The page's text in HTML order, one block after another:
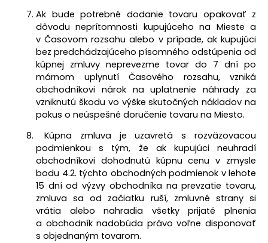
Ak bude potrebné dodanie tovaru opakovať z
dôvodu neprítomnosti kupujúceho na Mieste a
v Časovom rozsahu alebo v prípade, ak kupujúci
bez predchádzajúceho písomného odstúpenia od
kúpnej zmluvy neprevezme tovar do 7 dní po
márnom uplynutíČasového rozsahu, vzniká
obchodníkovi nárok na uplatnenie náhrady za
vzniknutú škodu vo výške skutočných nákladov na
pokus o neúspešné doručenie tovaru na Miesto.
Kúpna zmluva je uzavretá s rozväzovacou
podmienkou s tým, že ak kupujúci neuhradí
obchodníkovi dohodnutú kúpnu cenu v zmysle
bodu 4.2. týchto obchodných podmienok v lehote
15 dní od výzvy obchodníka na prevzatie tovaru,
zmluva sa od začiatku ruší, zmluvné strany si
vrátia alebo nahradia všetky prijaté plnenia
a obchodník nadobúda právo voľne disponovať
s objednaným tovarom.